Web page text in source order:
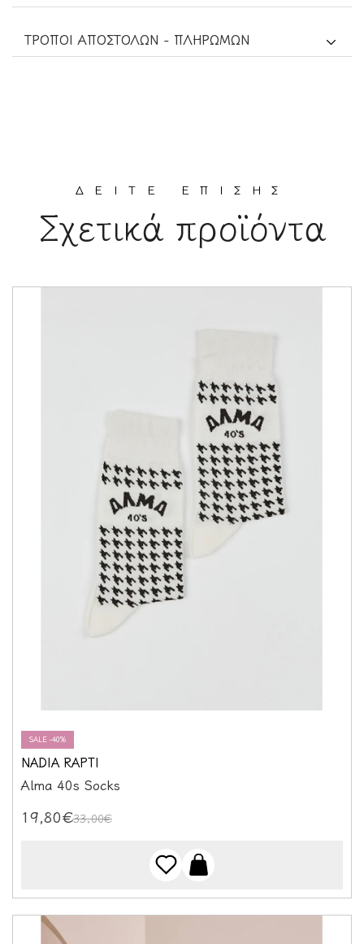
TΡΟΠΟΙ ΑΠΟΣΤΟΛΩΝ - ΠΛΗΡΩΜΩΝ
ΔΕΙΤΕ ΕΠΙΣΗΣ
Σχετικά προϊόντα
SALE -40%
NADIA RAPTI
Alma 40s Socks
19,80€33,00€